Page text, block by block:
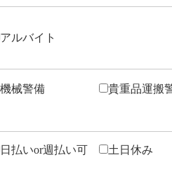
アルバイト
機械警備
貴重品運搬
日払いor週払い可 土日休み